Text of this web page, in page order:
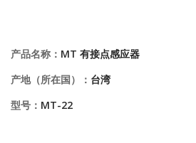
产品名称： MT 有接点感应器
产地（所在国）： 台湾
型号： MT-22